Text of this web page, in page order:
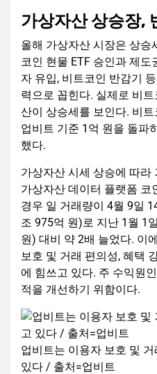
가상자산 상승장,
올해 가상자산 시장은 상승
코인 현물 ETF 승인과 제
자 유입, 비트코인 반감기
력으로 꼽힌다. 실제로 비
산이 상승세를 보인다. 비
업비트 기준 1억 원을 돌파
했다.
가상자산 시세 상승에 따라
가상자산 데이터 플랫폼 코
경우 일 거래량이 4월 9일
조 975억 원)로 지난 1월 1
원) 대비 약 2배 늘었다. 이
보호 및 거래 편의성, 혜택
에 힘쓰고 있다. 주 수익원
적을 개선하기 위함이다.
업비트는 이용자 보호 및
있다 / 출처=업비트